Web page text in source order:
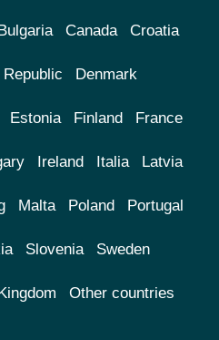
Canada Croatia
Denmark
Estonia Finland France
Ireland Italia Latvia
Malta Poland Portugal
Slovenia Sweden
Other countries